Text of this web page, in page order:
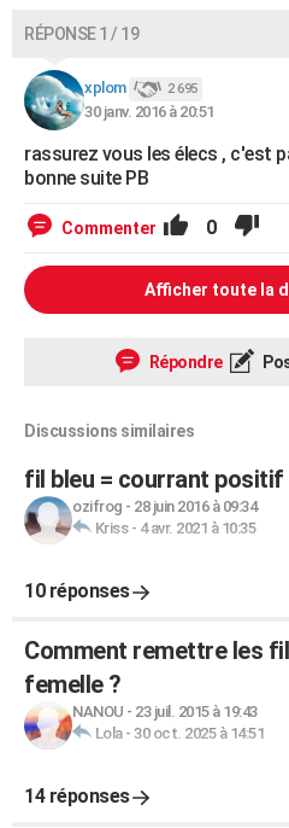
RÉPONSE 1 / 19
xplom 2 695
30 janv. 2016 à 20:51
rassurez vous les élecs , c'est
bonne suite PB
Commenter 0
Afficher toute la
Répondre
Discussions similaires
fil bleu = courrant positif
ozifrog - 28 juin 2016 à 09:34
Kriss- 4 avr. 2021 à 10:35
10 réponses
Comment remettre les
femelle ?
NANOU - 23 juil. 2015 à 19:43
Lola- 30 oct. 2025 à 14:51
14 réponses